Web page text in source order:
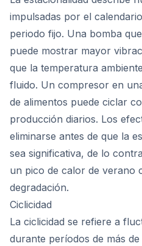
impulsadas por el
periodo fijo. Una bomba
puede mostrar mayor
que la temperatura
fluido. Un compresor en
de alimentos puede ciclar
producción diarios. Los
eliminarse antes de que la
sea significativa, de lo
un pico de calor de verano
degradación.
Ciclicidad
La ciclicidad se refiere a
durante períodos de más